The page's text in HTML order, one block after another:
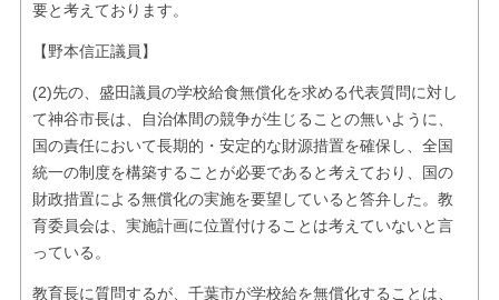
要と考えております。
【野本信正議員】
(2)先の、盛田議員の学校給食無償化を求める代表質問に対し
て神谷市長は、自治体間の競争が生じることの無いように、
国の責任において長期的・安定的な財源措置を確保し、全国
統一の制度を構築することが必要であると考えており、国の
財政措置による無償化の実施を要望していると答弁した。教
育委員会は、実施計画に位置付けることは考えていないと言
っている。
教育長に質問するが、千葉市が学校給を無償化することは、